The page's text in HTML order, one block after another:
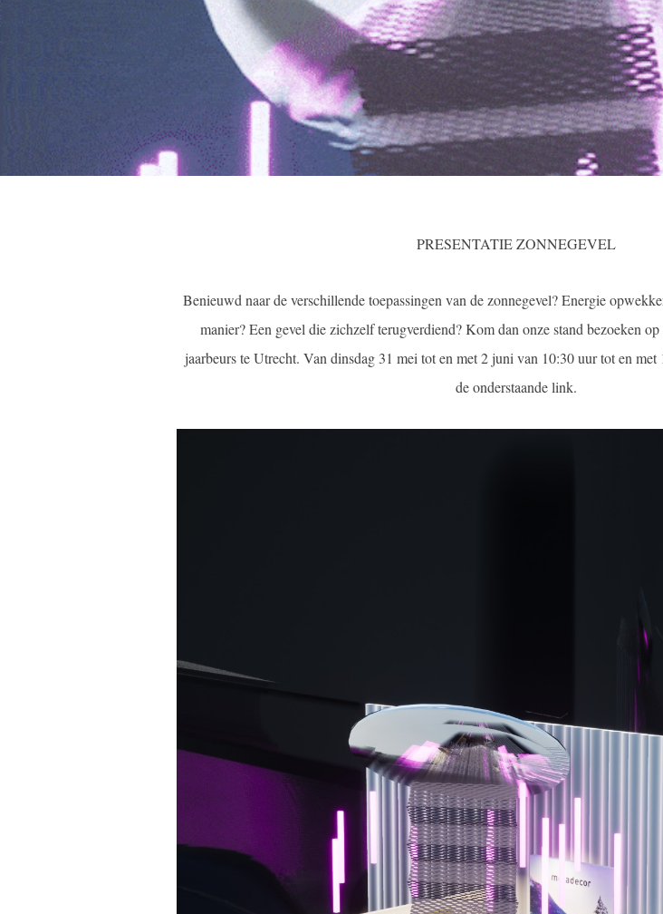
PRESENTATIE ZONNEGEVEL
Benieuwd naar de verschillende toepassingen van de zonnegevel? Energie
manier? Een gevel die zichzelf terugverdiend? Kom dan onze stand bezoeken
jaarbeurs te Utrecht. Van dinsdag 31 mei tot en met 2 juni van 10:30 uur tot en
de onderstaande link.